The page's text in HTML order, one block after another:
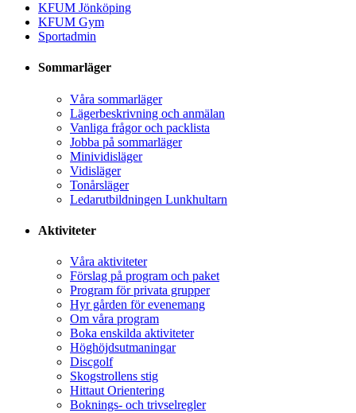
KFUM Jönköping
KFUM Gym
Sportadmin
Sommarläger
Våra sommarläger
Lägerbeskrivning och anmälan
Vanliga frågor och packlista
Jobba på sommarläger
Minividisläger
Vidisläger
Tonårsläger
Ledarutbildningen Lunkhultarn
Aktiviteter
Våra aktiviteter
Förslag på program och paket
Program för privata grupper
Hyr gården för evenemang
Om våra program
Boka enskilda aktiviteter
Höghöjdsutmaningar
Discgolf
Skogstrollens stig
Hittaut Orientering
Boknings- och trivselregler